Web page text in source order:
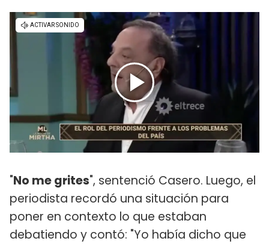
"No me grites", sentenció Casero. Luego, el
periodista recordó una situación para
poner en contexto lo que estaban
debatiendo y contó: "Yo había dicho que